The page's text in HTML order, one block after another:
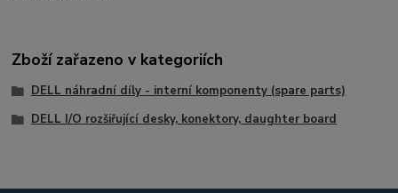
Zboží zařazeno v kategoriích
DELL náhradní díly - interní komponenty (spare parts)
DELL I/O rozšiřující desky, konektory, daughter board